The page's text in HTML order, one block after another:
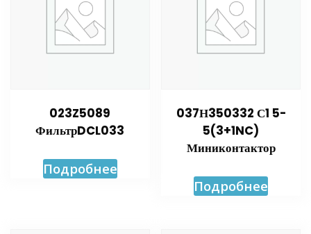
023Z5089
ФильтрDCL033
Подробнее
037Н350332 С1 5-
5(3+1NC)
Миниконтактор
Подробнее